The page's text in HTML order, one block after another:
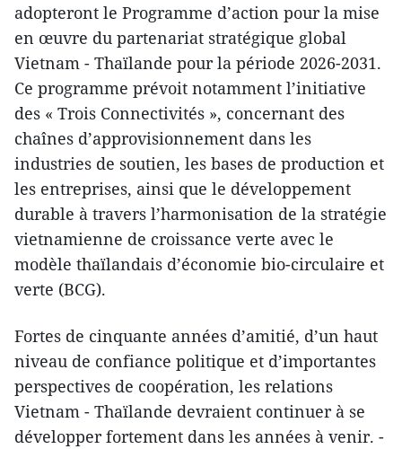
adopteront le Programme d’action pour la mise
en œuvre du partenariat stratégique global
Vietnam - Thaïlande pour la période 2026-2031.
Ce programme prévoit notamment l’initiative
des « Trois Connectivités », concernant des
chaînes d’approvisionnement dans les
industries de soutien, les bases de production et
les entreprises, ainsi que le développement
durable à travers l’harmonisation de la stratégie
vietnamienne de croissance verte avec le
modèle thaïlandais d’économie bio-circulaire et
verte (BCG).
Fortes de cinquante années d’amitié, d’un haut
niveau de confiance politique et d’importantes
perspectives de coopération, les relations
Vietnam - Thaïlande devraient continuer à se
développer fortement dans les années à venir. -